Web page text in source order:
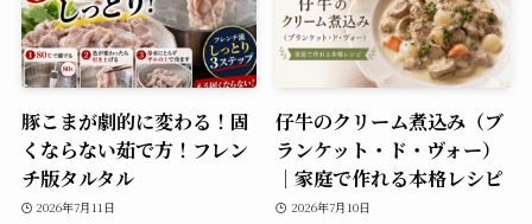
豚こまが劇的に変わる！固
くならない茹で方！フレン
チ版タルタル
2026年7月11日
仔牛のクリーム煮込み（ブ
ランケット・ド・ヴォー）
｜家庭で作れる本格レシピ
2026年7月10日